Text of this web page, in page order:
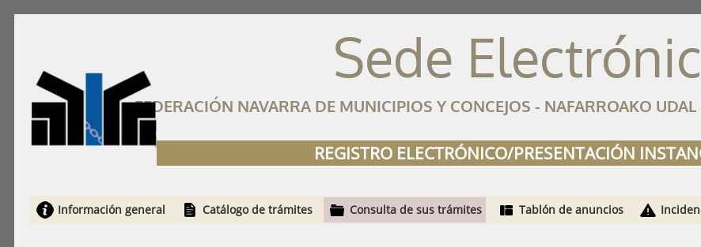
Sede
FEDERACIÓN NAVARRA DE MUNICIPIOS Y CONCEJOS - NAFARROAKO UDAL
REGISTRO ELECTRÓNICO/PRESENTACIÓN
Información general Catálogo de trámites Consulta de sus trámites Tablón de anuncios